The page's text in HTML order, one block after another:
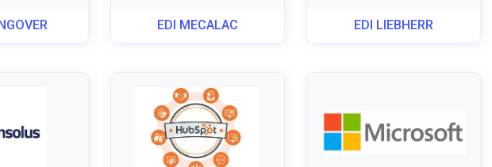
EDI MECALAC EDI LIEBHERR